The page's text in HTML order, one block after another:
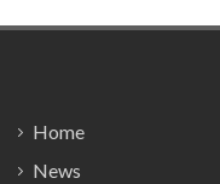
Home
News